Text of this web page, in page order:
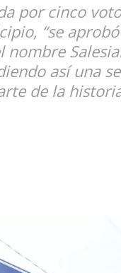
por cinco
“se
así una
de la